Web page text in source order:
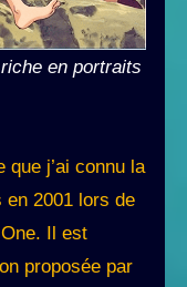
en portraits
que j’ai connu la
en 2001 lors de
Il est
proposée par